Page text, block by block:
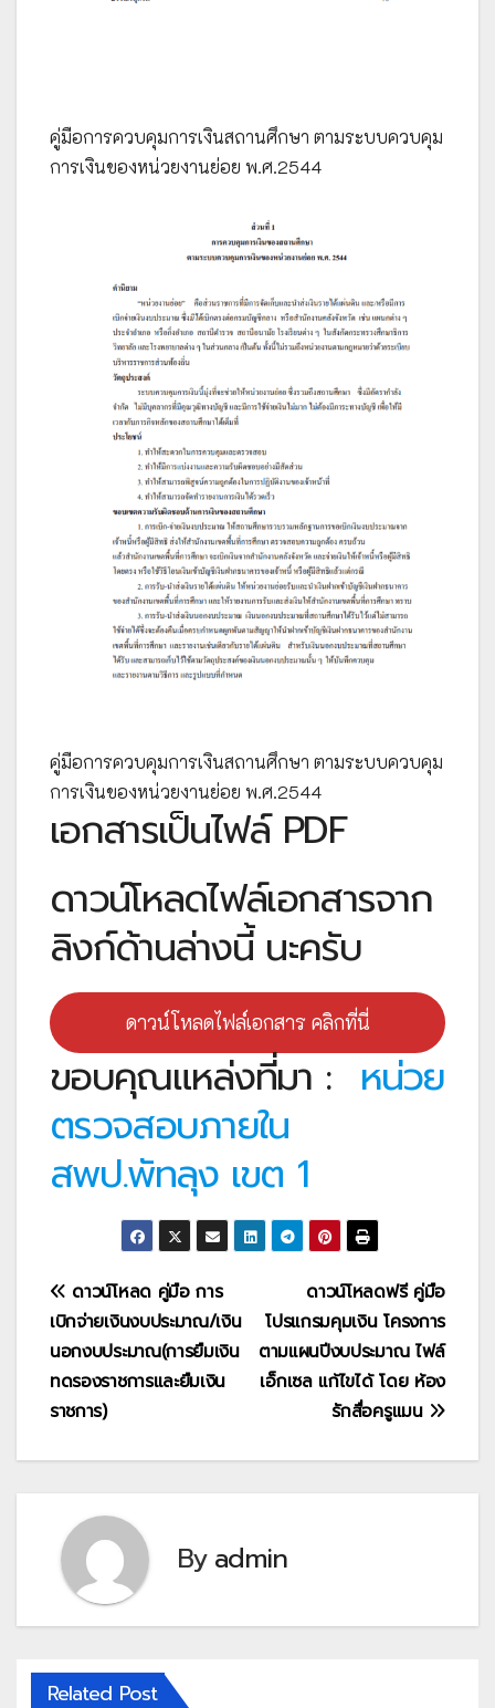
คู่มือการควบคุมการเงินสถานศึกษา ตามระบบควบคุม
การเงินของหน่วยงานย่อย พ.ศ.2544
คู่มือการควบคุมการเงินสถานศึกษา ตามระบบควบคุม
การเงินของหน่วยงานย่อย พ.ศ.2544
เอกสารเป็นไฟล์ PDF
ดาวน์โหลดไฟล์เอกสารจาก
ลิงก์ด้านล่างนี้ นะครับ
ดาวน์โหลดไฟล์เอกสาร คลิกที่นี่
ขอบคุณแหล่งที่มา : หน่วย
ตรวจสอบภายใน
สพป.พัทลุง เขต 1
แนะแนว
เรื่อง
ดาวน์โหลดฟรี คู่มือ
โปรแกรมคุมเงิน โครงการ
ตามแผนปีงบประมาณ ไฟล์
เอ็กเซล แก้ไขได้ โดย ห้อง
รักสื่อครูแมน
ดาวน์โหลด คู่มือ การ
เบิกจ่ายเงินงบประมาณ/เงิน
นอกงบประมาณ(การยืมเงิน
ทดรองราชการและยืมเงิน
ราชการ)
Byadmin
Related Post